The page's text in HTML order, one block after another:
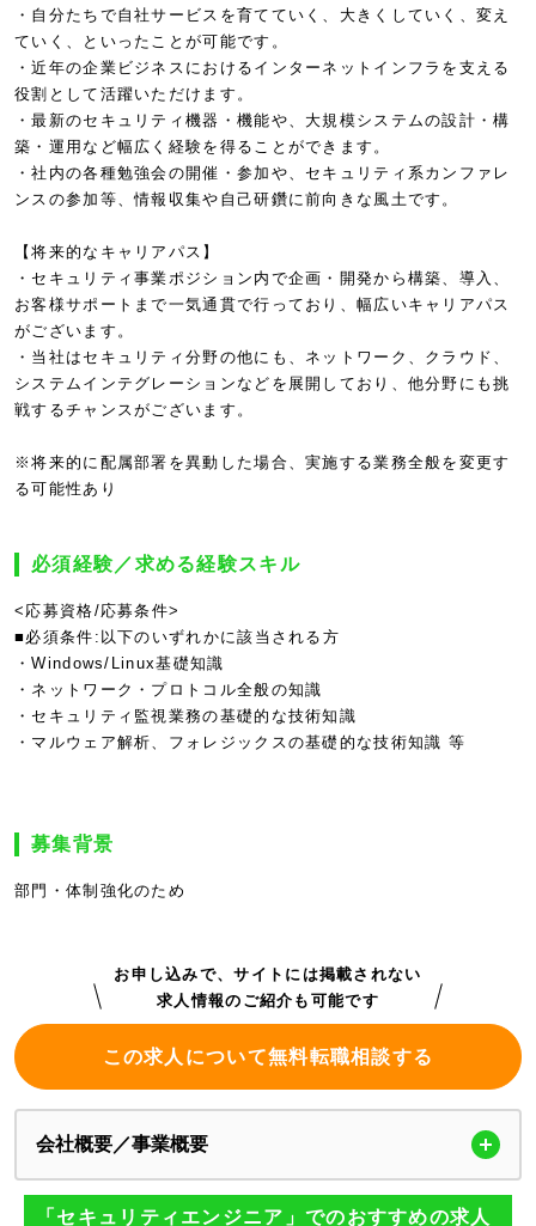
・自分たちで自社サービスを育てていく、大きくしていく、変え
ていく、といったことが可能です。
・近年の企業ビジネスにおけるインターネットインフラを支える
役割として活躍いただけます。
・最新のセキュリティ機器・機能や、大規模システムの設計・構
築・運用など幅広く経験を得ることができます。
・社内の各種勉強会の開催・参加や、セキュリティ系カンファレ
ンスの参加等、情報収集や自己研鑽に前向きな風土です。
【将来的なキャリアパス】
・セキュリティ事業ポジション内で企画・開発から構築、導入、
お客様サポートまで一気通貫で行っており、幅広いキャリアパス
がございます。
・当社はセキュリティ分野の他にも、ネットワーク、クラウド、
システムインテグレーションなどを展開しており、他分野にも挑
戦するチャンスがございます。
※将来的に配属部署を異動した場合、実施する業務全般を変更す
る可能性あり
必須経験／求める経験スキル
<応募資格/応募条件>
■必須条件:以下のいずれかに該当される方
・Windows/Linux基礎知識
・ネットワーク・プロトコル全般の知識
・セキュリティ監視業務の基礎的な技術知識
・マルウェア解析、フォレジックスの基礎的な技術知識 等
募集背景
部門・体制強化のため
お申し込みで、サイトには掲載されない
求人情報のご紹介も可能です
この求人について無料転職相談する
会社概要／事業概要
「セキュリティエンジニア」でのおすすめの求人